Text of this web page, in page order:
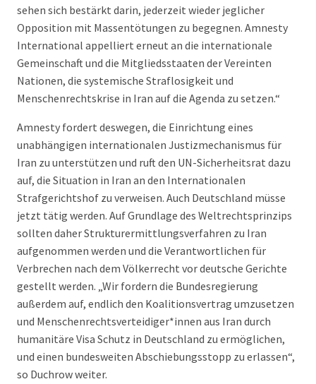
sehen sich bestärkt darin, jederzeit wieder jeglicher
Opposition mit Massentötungen zu begegnen. Amnesty
International appelliert erneut an die internationale
Gemeinschaft und die Mitgliedsstaaten der Vereinten
Nationen, die systemische Straflosigkeit und
Menschenrechtskrise in Iran auf die Agenda zu setzen.“
Amnesty fordert deswegen, die Einrichtung eines
unabhängigen internationalen Justizmechanismus für
Iran zu unterstützen und ruft den UN-Sicherheitsrat dazu
auf, die Situation in Iran an den Internationalen
Strafgerichtshof zu verweisen. Auch Deutschland müsse
jetzt tätig werden. Auf Grundlage des Weltrechtsprinzips
sollten daher Strukturermittlungsverfahren zu Iran
aufgenommen werden und die Verantwortlichen für
Verbrechen nach dem Völkerrecht vor deutsche Gerichte
gestellt werden. „Wir fordern die Bundesregierung
außerdem auf, endlich den Koalitionsvertrag umzusetzen
und Menschenrechtsverteidiger*innen aus Iran durch
humanitäre Visa Schutz in Deutschland zu ermöglichen,
und einen bundesweiten Abschiebungsstopp zu erlassen“,
so Duchrow weiter.